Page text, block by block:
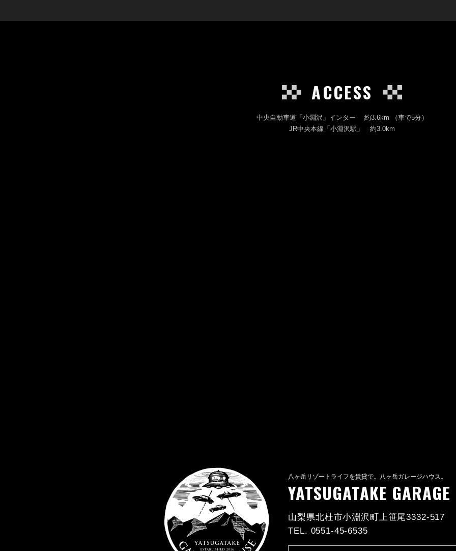
ACCESS
中央自動車道「小淵沢」インター 約3.6km （車で5分）
JR中央本線「小淵沢駅」 約3.0km
八ヶ岳リゾートライフを賃貸で。八ヶ岳ガレージハウス。
YATSUGATAKE GARAGE
山梨県北杜市小淵沢町上笹尾3332-517
TEL. 0551-45-6535